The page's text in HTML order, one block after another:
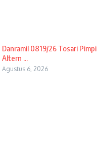
Danramil 0819/26 Tosari
Altern ...
Agustus 6, 2026